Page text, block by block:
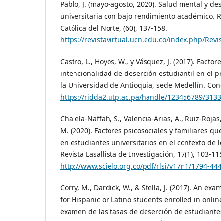
Pablo, J. (mayo-agosto, 2020). Salud mental y
universitaria con bajo rendimiento académico.
Católica del Norte, (60), 137-158.
https://revistavirtual.ucn.edu.co/index.php/
Castro, L., Hoyos, W., y Vásquez, J. (2017).
intencionalidad de deserción estudiantil en el
la Universidad de Antioquia, sede Medellín.
https://ridda2.utp.ac.pa/handle/123456789/3133
Chalela-Naffah, S., Valencia-Arias, A., Ruiz-
M. (2020). Factores psicosociales y familiares
en estudiantes universitarios en el contexto de
Revista Lasallista de Investigación, 17(1), 103-
http://www.scielo.org.co/pdf/rlsi/v17n1/1794-
Corry, M., Dardick, W., & Stella, J. (2017). An
for Hispanic or Latino students enrolled in
examen de las tasas de deserción de